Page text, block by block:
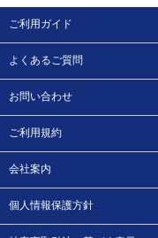
ご利用ガイド
よくあるご質問
お問い合わせ
ご利用規約
会社案内
個人情報保護方針